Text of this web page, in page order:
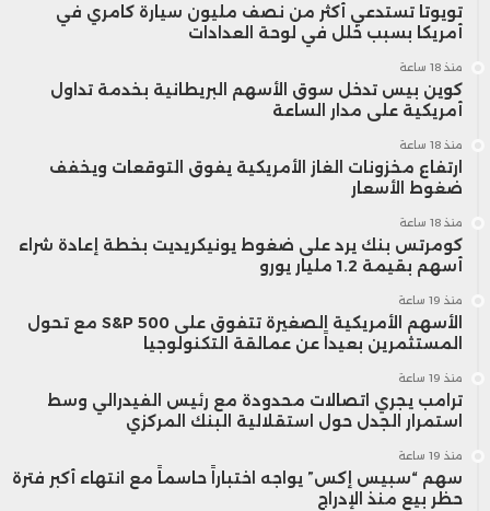
تويوتا تستدعي أكثر من نصف مليون سيارة كامري في
أمريكا بسبب خلل في لوحة العدادات
منذ 18 ساعة
كوين بيس تدخل سوق الأسهم البريطانية بخدمة تداول
أمريكية على مدار الساعة
منذ 18 ساعة
ارتفاع مخزونات الغاز الأمريكية يفوق التوقعات ويخفف
ضغوط الأسعار
منذ 18 ساعة
كومرتس بنك يرد على ضغوط يونيكريديت بخطة إعادة شراء
أسهم بقيمة 1.2 مليار يورو
منذ 19 ساعة
الأسهم الأمريكية الصغيرة تتفوق على S&P 500 مع تحول
المستثمرين بعيداً عن عمالقة التكنولوجيا
منذ 19 ساعة
ترامب يجري اتصالات محدودة مع رئيس الفيدرالي وسط
استمرار الجدل حول استقلالية البنك المركزي
منذ 19 ساعة
سهم “سبيس إكس” يواجه اختباراً حاسماً مع انتهاء أكبر فترة
حظر بيع منذ الإدراج